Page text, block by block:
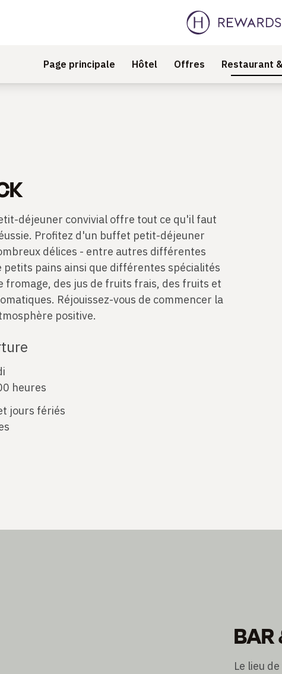
Page principale Hôtel Offres Restaurant
déjeuner convivial offre tout ce qu'il faut
Profitez d'un buffet petit-déjeuner
délices - entre autres différentes
petits pains ainsi que différentes spécialités
fromage, des jus de fruits frais, des fruits et
Réjouissez-vous de commencer la
positive.
heures
jours fériés
BAR
Le lieu